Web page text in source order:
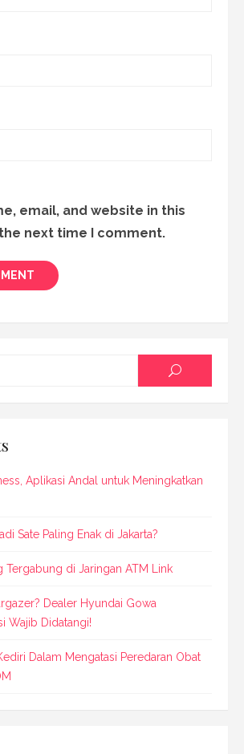
email, and website in this
next time I comment.
SEARCH
Aplikasi Andal untuk Meningkatkan
Sate Paling Enak di Jakarta?
Tergabung di Jaringan ATM Link
Dealer Hyundai Gowa
Wajib Didatangi!
Dalam Mengatasi Peredaran Obat